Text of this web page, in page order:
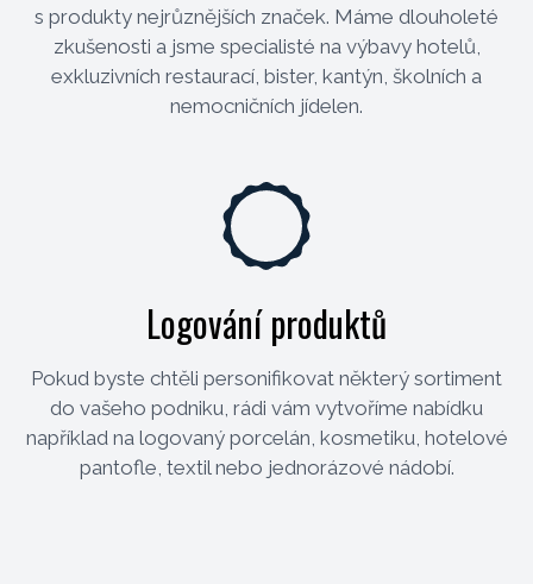
s produkty nejrůznějších značek. Máme dlouholeté
zkušenosti a jsme specialisté na výbavy hotelů,
exkluzivních restaurací, bister, kantýn, školních a
nemocničních jídelen.
Logování produktů
Pokud byste chtěli personifikovat některý sortiment
do vašeho podniku, rádi vám vytvoříme nabídku
například na logovaný porcelán, kosmetiku, hotelové
pantofle, textil nebo jednorázové nádobí.